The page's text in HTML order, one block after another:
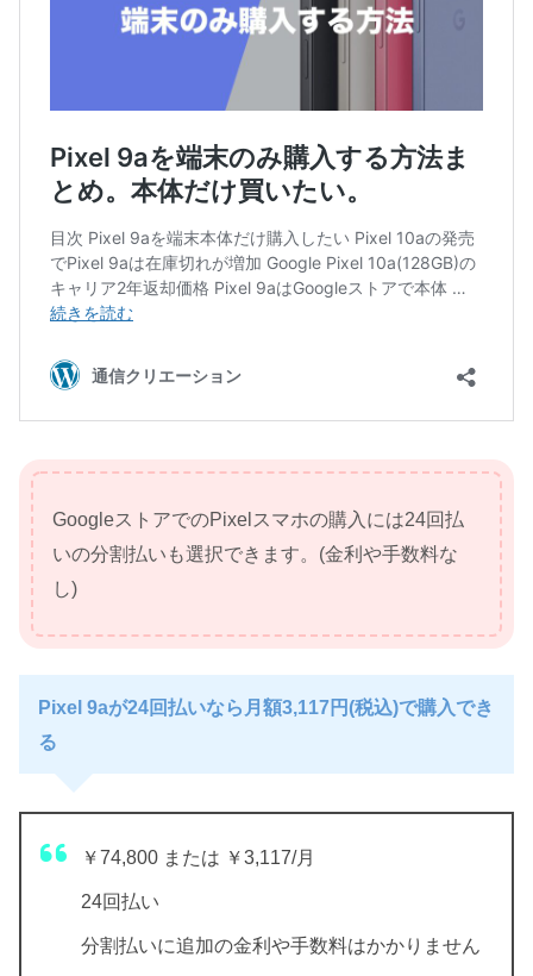
GoogleストアでのPixelスマホの購入には24回払
いの分割払いも選択できます。(金利や手数料な
し)
Pixel 9aが24回払いなら月額3,117円(税込)で購入でき
る
￥74,800 または ￥3,117/月
24回払い
分割払いに追加の金利や手数料はかかりません